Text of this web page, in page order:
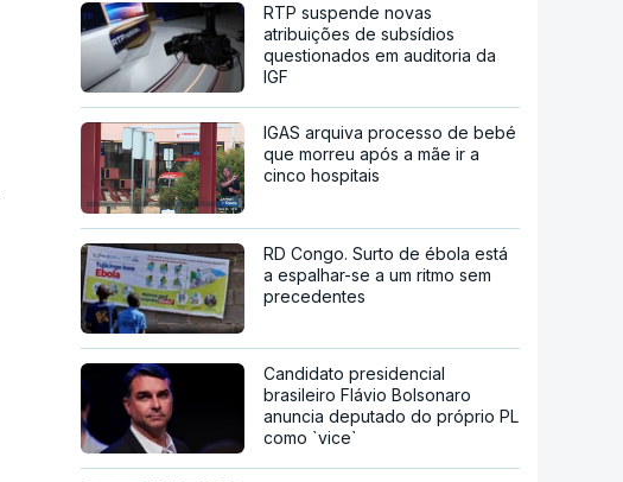
RTP suspende novas
atribuições de subsídios
questionados em auditoria da
IGF
IGAS arquiva processo de bebé
que morreu após a mãe ir a
cinco hospitais
RD Congo. Surto de ébola está
a espalhar-se a um ritmo sem
precedentes
Candidato presidencial
brasileiro Flávio Bolsonaro
anuncia deputado do próprio PL
como `vice`